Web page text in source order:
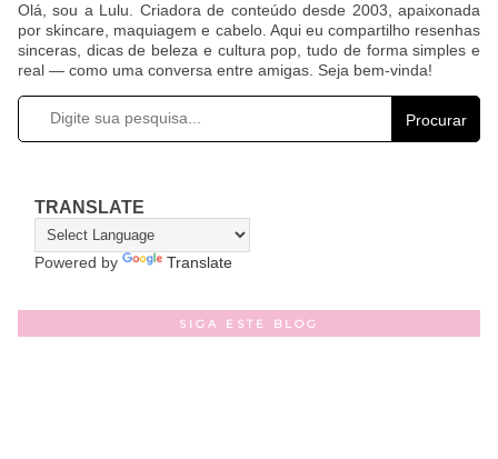
Olá, sou a Lulu. Criadora de conteúdo desde 2003, apaixonada
por skincare, maquiagem e cabelo. Aqui eu compartilho resenhas
sinceras, dicas de beleza e cultura pop, tudo de forma simples e
real — como uma conversa entre amigas. Seja bem-vinda!
Procurar
TRANSLATE
Powered by Translate
SIGA ESTE BLOG